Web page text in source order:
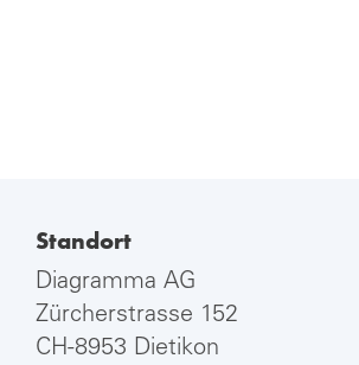
Standort
Diagramma AG
Zürcherstrasse 152
CH-8953 Dietikon